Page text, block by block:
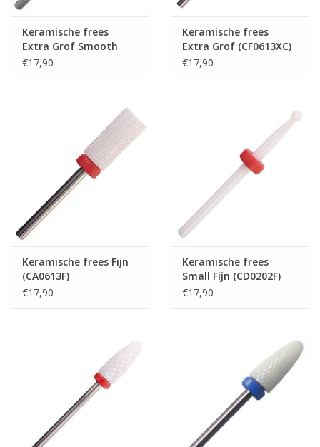
Keramische frees
Extra Grof Smooth
top (CS0713XC)
€17,90
Keramische frees
Extra Grof (CF0613XC)
€17,90
Keramische frees Fijn
(CA0613F)
€17,90
Keramische frees
Small Fijn (CD0202F)
€17,90